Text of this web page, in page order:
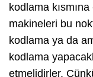
kodlama
makineleri bu
kodlama ya da
kodlama
etmelidirler.